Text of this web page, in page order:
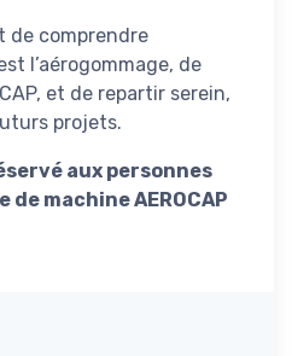
de comprendre
l’aérogommage, de
et de repartir serein,
projets.
aux personnes
machine AEROCAP